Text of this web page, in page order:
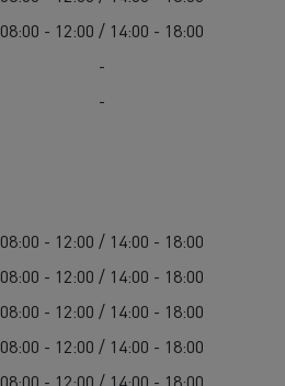
08:00 - 12:00 / 14:00 - 18:00
-
-
08:00 - 12:00 / 14:00 - 18:00
08:00 - 12:00 / 14:00 - 18:00
08:00 - 12:00 / 14:00 - 18:00
08:00 - 12:00 / 14:00 - 18:00
08:00 - 12:00 / 14:00 - 18:00